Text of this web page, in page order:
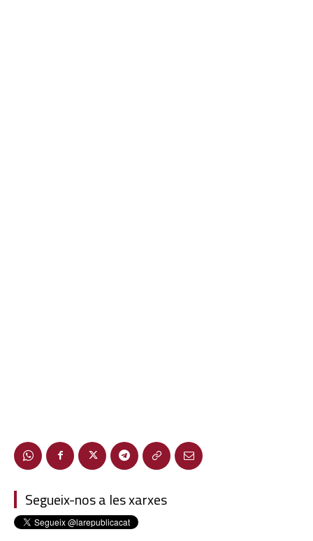
Segueix-nos a les xarxes